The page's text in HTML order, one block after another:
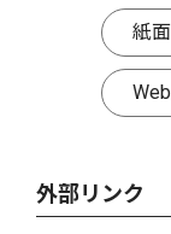
紙
外部リンク